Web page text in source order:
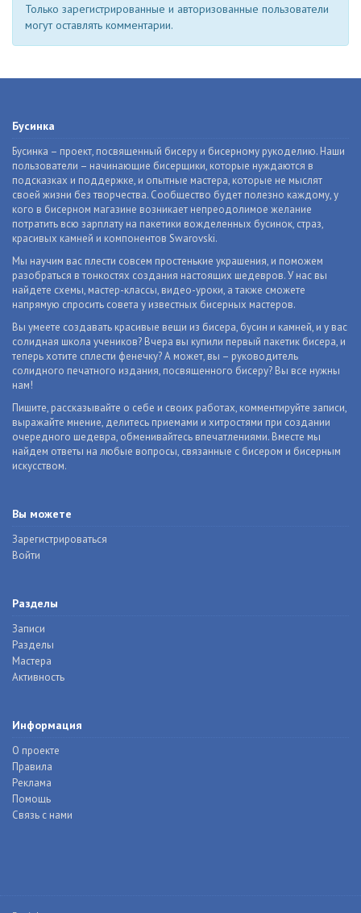
Только зарегистрированные и авторизованные пользователи
могут оставлять комментарии.
Бусинка
Бусинка – проект, посвященный бисеру и бисерному рукоделию. Наши
пользователи – начинающие бисерщики, которые нуждаются в
подсказках и поддержке, и опытные мастера, которые не мыслят
своей жизни без творчества. Сообщество будет полезно каждому, у
кого в бисерном магазине возникает непреодолимое желание
потратить всю зарплату на пакетики вожделенных бусинок, страз,
красивых камней и компонентов Swarovski.
Мы научим вас плести совсем простенькие украшения, и поможем
разобраться в тонкостях создания настоящих шедевров. У нас вы
найдете схемы, мастер-классы, видео-уроки, а также сможете
напрямую спросить совета у известных бисерных мастеров.
Вы умеете создавать красивые вещи из бисера, бусин и камней, и у вас
солидная школа учеников? Вчера вы купили первый пакетик бисера, и
теперь хотите сплести фенечку? А может, вы – руководитель
солидного печатного издания, посвященного бисеру? Вы все нужны
нам!
Пишите, рассказывайте о себе и своих работах, комментируйте записи,
выражайте мнение, делитесь приемами и хитростями при создании
очередного шедевра, обменивайтесь впечатлениями. Вместе мы
найдем ответы на любые вопросы, связанные с бисером и бисерным
искусством.
Вы можете
Зарегистрироваться
Войти
Разделы
Записи
Разделы
Мастера
Активность
Информация
О проекте
Правила
Реклама
Помощь
Связь с нами